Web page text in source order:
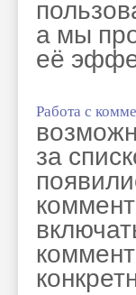
а мы
её
Работа с
за